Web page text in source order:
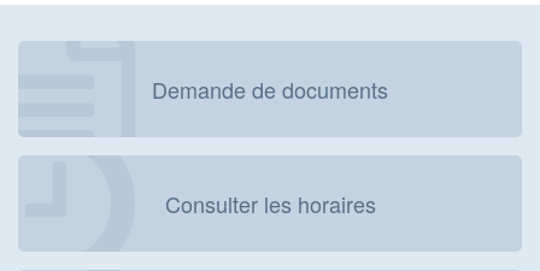
Demande de documents
Consulter les horaires